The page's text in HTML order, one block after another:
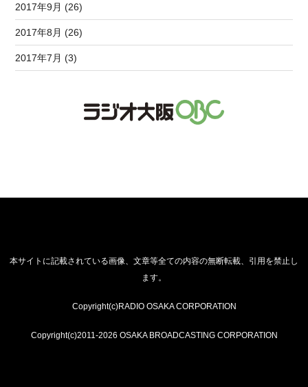
2017年9月 (26)
2017年8月 (26)
2017年7月 (3)
本サイトに記載されている画像、文章等全ての内容の無断転載、引用を禁止し
ます。
Copyright(c)RADIO OSAKA CORPORATION
Copyright(c)2011-2026 OSAKA BROADCASTING CORPORATION